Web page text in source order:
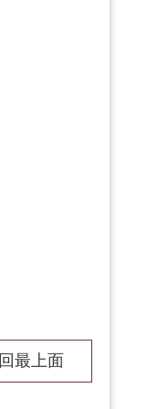
回最上面